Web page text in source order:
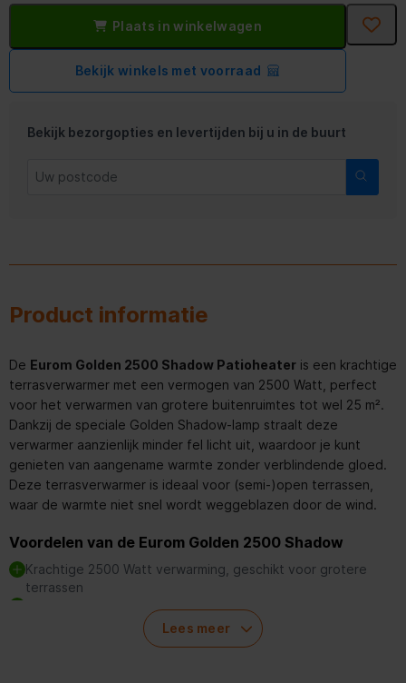
Plaats in winkelwagen
Bekijk winkels met voorraad
Bekijk bezorgopties en levertijden bij u in de buurt
Product informatie
De Eurom Golden 2500 Shadow Patioheater is een krachtige
terrasverwarmer met een vermogen van 2500 Watt, perfect
voor het verwarmen van grotere buitenruimtes tot wel 25 m².
Dankzij de speciale Golden Shadow-lamp straalt deze
verwarmer aanzienlijk minder fel licht uit, waardoor je kunt
genieten van aangename warmte zonder verblindende gloed.
Deze terrasverwarmer is ideaal voor (semi-)open terrassen,
waar de warmte niet snel wordt weggeblazen door de wind.
Voordelen van de Eurom Golden 2500 Shadow
Krachtige 2500 Watt verwarming, geschikt voor grotere
terrassen
sfeervolle ambiance
Afstandsbediening voor eenvoudig aanpassen van de
Lees meer